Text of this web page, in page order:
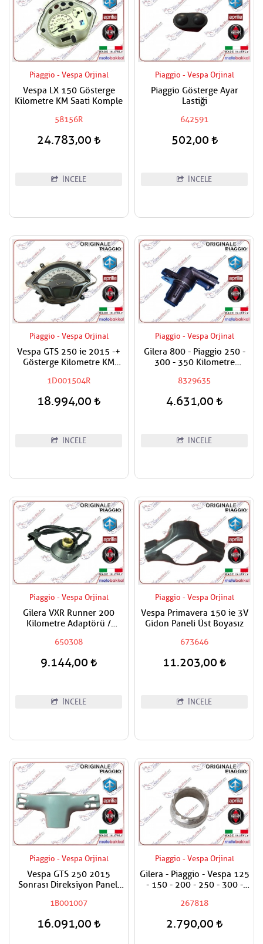
Piaggio - Vespa Orjinal
Vespa LX 150 Gösterge
Kilometre KM Saati Komple
58156R
24.783,00
İNCELE
Piaggio - Vespa Orjinal
Piaggio Gösterge Ayar
Lastiği
642591
502,00
İNCELE
Piaggio - Vespa Orjinal
Vespa GTS 250 ie 2015 -+
Gösterge Kilometre KM
1D001504R
18.994,00
İNCELE
Piaggio - Vespa Orjinal
Gilera 800 - Piaggio 250 -
300 - 350 Kilometre
8329635
4.631,00
İNCELE
Piaggio - Vespa Orjinal
Gilera VXR Runner 200
Kilometre Adaptörü /
650308
9.144,00
İNCELE
Piaggio - Vespa Orjinal
Vespa Primavera 150 ie 3V
Gidon Paneli Üst Boyasız
673646
11.203,00
İNCELE
Piaggio - Vespa Orjinal
Vespa GTS 250 2015
Sonrası Direksiyon Paneli
Boyasız
1B001007
16.091,00
Piaggio - Vespa Orjinal
Gilera - Piaggio - Vespa 125
- 150 - 200 - 250 - 300 -
Dişlisi
267818
2.790,00